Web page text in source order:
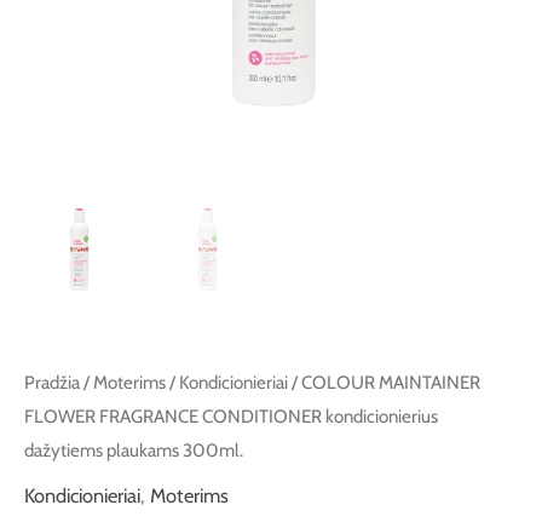
Pradžia/ Moterims/ Kondicionieriai/ COLOUR MAINTAINER
FLOWER FRAGRANCE CONDITIONER kondicionierius
dažytiems plaukams 300ml.
Kondicionieriai, Moterims